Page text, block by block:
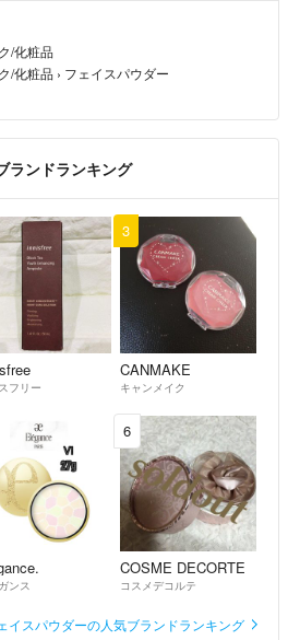
/化粧品
/化粧品 › フェイスパウダー
ランドランキング
フリー
3
CANMAKE
キャンメイク
ンス
6
COSME DECORTE
コスメデコルテ
イスパウダーの人気ブランドランキング